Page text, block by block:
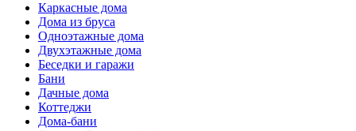
Каркасные дома
Дома из бруса
Одноэтажные дома
Двухэтажные дома
Беседки и гаражи
Бани
Дачные дома
Коттеджи
Дома-бани